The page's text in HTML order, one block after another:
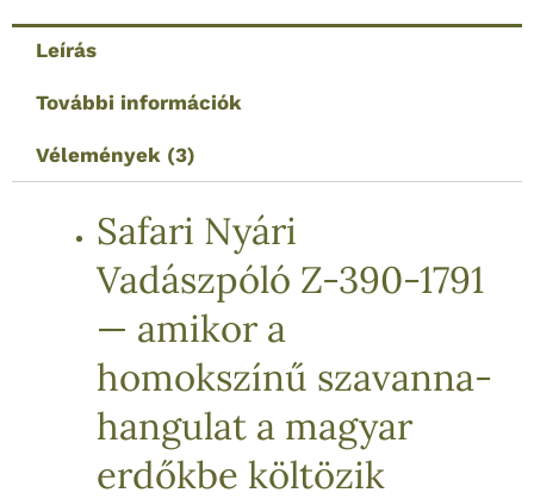
100%
mennyiség
Leírás
További információk
Vélemények (3)
Safari Nyári
Vadászpóló Z-390-1791
— amikor a
homokszínű szavanna-
hangulat a magyar
erdőkbe költözik